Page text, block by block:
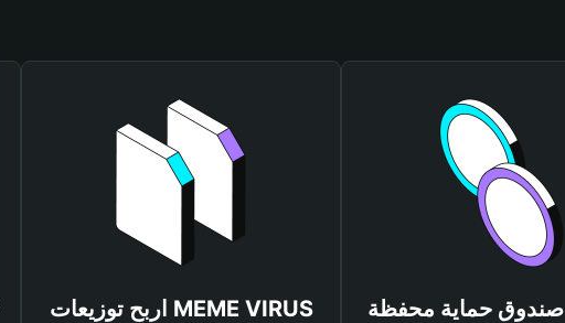
اربح توزيعات MEME VIRUS
صندوق حماية محفظة Bitget